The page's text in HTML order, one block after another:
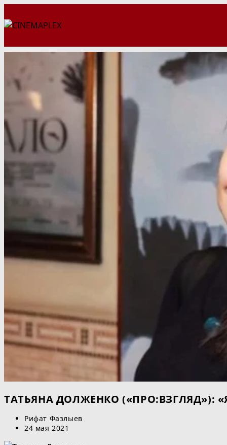
к
ТАТЬЯНА ДОЛЖЕНКО («ПРО:ВЗГЛЯД»):
Автор
записи:
Рифат Фазлыев
Запись
24 мая 2021